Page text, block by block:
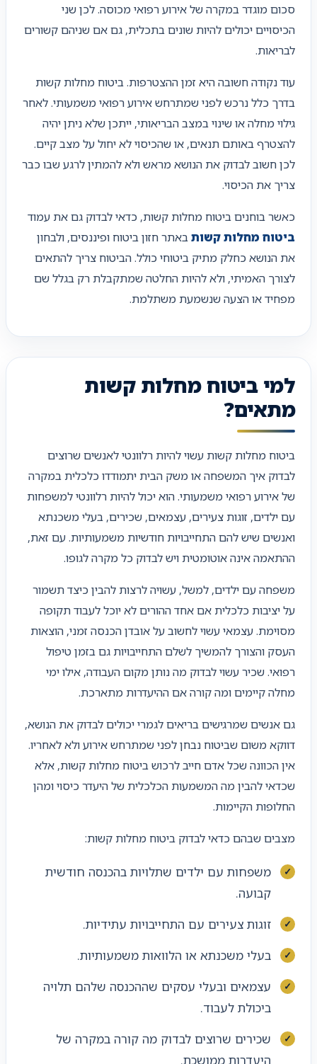
סכום מוגדר במקרה של אירוע רפואי מכוסה. לכן שני
הכיסויים יכולים להיות שונים בתכלית, גם אם שניהם קשורים
לבריאות.
עוד נקודה חשובה היא זמן ההצטרפות. ביטוח מחלות קשות
בדרך כלל נרכש לפני שמתרחש אירוע רפואי משמעותי. לאחר
גילוי מחלה או שינוי במצב הבריאותי, ייתכן שלא ניתן יהיה
להצטרף באותם תנאים, או שהכיסוי לא יחול על מצב קיים.
לכן חשוב לבדוק את הנושא מראש ולא להמתין לרגע שבו כבר
צריך את הכיסוי.
כאשר בוחנים ביטוח מחלות קשות, כדאי לבדוק גם את עמוד
ביטוח מחלות קשותבאתר חזון ביטוח ופיננסים, ולבחון
את הנושא כחלק מתיק ביטוחי כולל. הביטוח צריך להתאים
לצורך האמיתי, ולא להיות החלטה שמתקבלת רק בגלל שם
מפחיד או הצעה שנשמעת משתלמת.
למי ביטוח מחלות קשות
מתאים?
ביטוח מחלות קשות עשוי להיות רלוונטי לאנשים שרוצים
לבדוק איך המשפחה או משק הבית יתמודדו כלכלית במקרה
של אירוע רפואי משמעותי. הוא יכול להיות רלוונטי למשפחות
עם ילדים, זוגות צעירים, עצמאים, שכירים, בעלי משכנתא
ואנשים שיש להם התחייבויות חודשיות משמעותיות. עם זאת,
ההתאמה אינה אוטומטית ויש לבדוק כל מקרה לגופו.
משפחה עם ילדים, למשל, עשויה לרצות להבין כיצד תשמור
על יציבות כלכלית אם אחד ההורים לא יוכל לעבוד תקופה
מסוימת. עצמאי עשוי לחשוב על אובדן הכנסה זמני, הוצאות
העסק והצורך להמשיך לשלם התחייבויות גם בזמן טיפול
רפואי. שכיר עשוי לבדוק מה נותן מקום העבודה, אילו ימי
מחלה קיימים ומה קורה אם ההיעדרות מתארכת.
גם אנשים שמרגישים בריאים לגמרי יכולים לבדוק את הנושא,
דווקא משום שביטוח נבחן לפני שמתרחש אירוע ולא לאחריו.
אין הכוונה שכל אדם חייב לרכוש ביטוח מחלות קשות, אלא
שכדאי להבין מה המשמעות הכלכלית של היעדר כיסוי ומהן
החלופות הקיימות.
מצבים שבהם כדאי לבדוק ביטוח מחלות קשות:
משפחות עם ילדים שתלויות בהכנסה חודשית
קבועה.
זוגות צעירים עם התחייבויות עתידיות.
בעלי משכנתא או הלוואות משמעותיות.
עצמאים ובעלי עסקים שההכנסה שלהם תלויה
ביכולת לעבוד.
שכירים שרוצים לבדוק מה קורה במקרה של
היעדרות ממושכת.